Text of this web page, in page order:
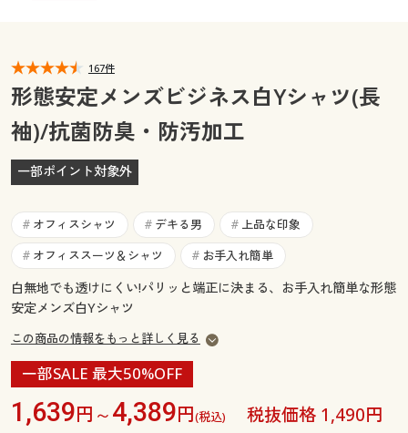
マイページ
閲覧履歴
お気に入り
サポート
ご利用ガイド
よくある質問とお問い合わせ
閲覧履歴
お気に入り
サポート
よくある質問とお問い合わせ
首回り41(裄丈78) ◎ 在庫あり
首回り41(裄丈80) ◎ 在庫あり
首回り41(裄丈82) ◎ 在庫あり
首回り41(裄丈86) ◎ 在庫あり
首回り43(裄丈80) ◎ 在庫あり
首回り43(裄丈82) ◎ 在庫あり
首回り43(裄丈84) ◎ 在庫あり
首回り43(裄丈86) ◎ 在庫あり
首回り43(裄丈88) ◎ 在庫あり
首回り45(裄丈80) ◎ 在庫あり
首回り45(裄丈82) ◎ 在庫あり
首回り45(裄丈84) ◎ 在庫あり
首回り45(裄丈86) ◎ 在庫あり
167件
形態安定メンズビジネス白Yシャツ(長
袖)/抗菌防臭・防汚加工
一部ポイント対象外
# オフィスシャツ # デキる男 # 上品な印象
# オフィススーツ＆シャツ # お手入れ簡単
白無地でも透けにくい!パリッと端正に決まる、お手入れ簡単な形態
安定メンズ白Yシャツ
この商品の情報をもっと詳しく見る
一部SALE 最大50%OFF
1,639円～4,389円(税込)
税抜価格 1,490円